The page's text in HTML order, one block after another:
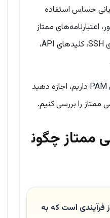
حساس استفاده
اعتبارنامه‌های ممتاز
نیز شامل اسرار مانند کلیدهای SSH، کلیدهای API،
اکنون که درک اساسی از اصول PAM داریم، اجازه دهید
را بررسی کنیم.
ممتاز چگون
فرآیندی است که به